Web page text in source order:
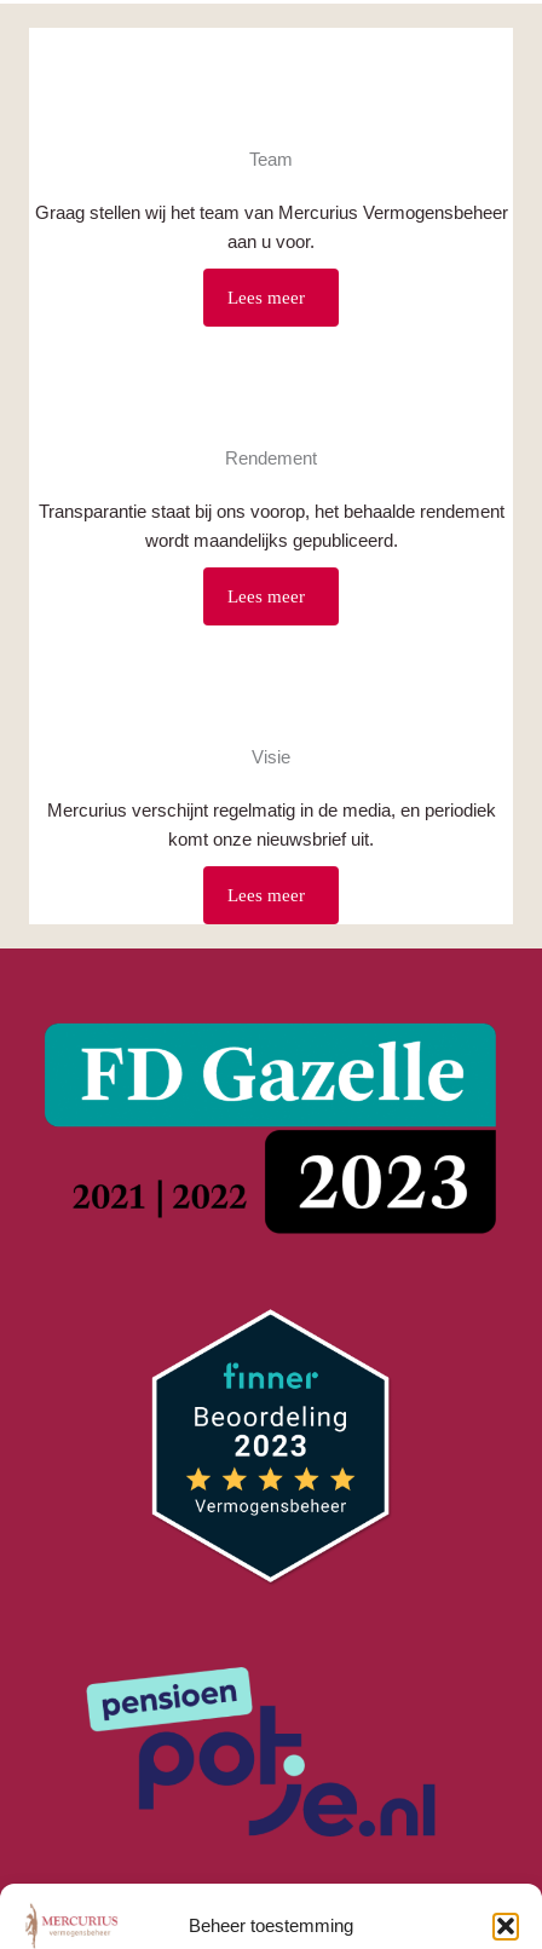
Beheer toestemming
Team
Graag stellen wij het team van Mercurius Vermogensbeheer
aan u voor.
Lees meer
Rendement
Transparantie staat bij ons voorop, het behaalde rendement
wordt maandelijks gepubliceerd.
Lees meer
Visie
Mercurius verschijnt regelmatig in de media, en periodiek
komt onze nieuwsbrief uit.
Lees meer